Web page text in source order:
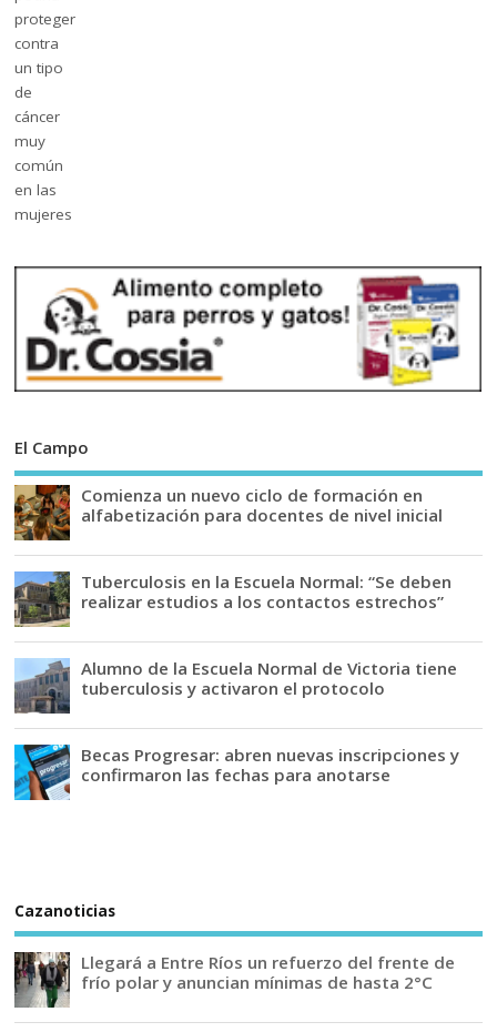
El Campo
Comienza un nuevo ciclo de formación en
alfabetización para docentes de nivel inicial
Tuberculosis en la Escuela Normal: “Se deben
realizar estudios a los contactos estrechos”
Alumno de la Escuela Normal de Victoria tiene
tuberculosis y activaron el protocolo
Becas Progresar: abren nuevas inscripciones y
confirmaron las fechas para anotarse
Cazanoticias
Llegará a Entre Ríos un refuerzo del frente de
frío polar y anuncian mínimas de hasta 2°C